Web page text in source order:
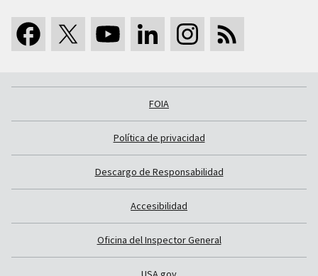
FOIA
Política de privacidad
Descargo de Responsabilidad
Accesibilidad
Oficina del Inspector General